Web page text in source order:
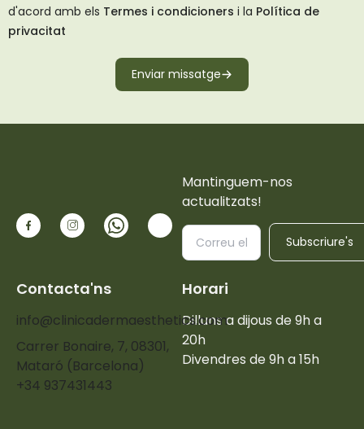
d'acord amb els Termes i condicioners i la Política de
privacitat
Enviar missatge
Mantinguem-nos
actualitzats!
Subscriure's
Horari
Dilluns a dijous de 9h a
20h
Divendres de 9h a 15h
Contacta'ns
+34 937431443
info@clinicadermaesthetics.com
Carrer Bonaire, 7, 08301,
Mataró (Barcelona)